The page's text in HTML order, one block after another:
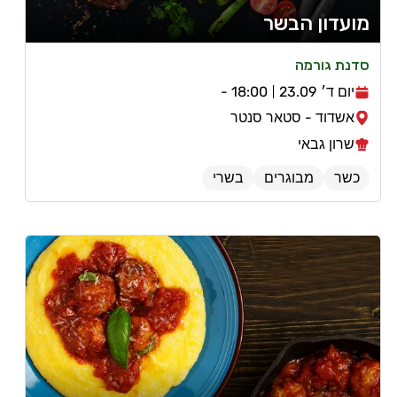
מועדון הבשר
סדנת גורמה
יום ד׳ 23.09
18:00 -
אשדוד - סטאר סנטר
שרון גבאי
כשר
מבוגרים בשרי